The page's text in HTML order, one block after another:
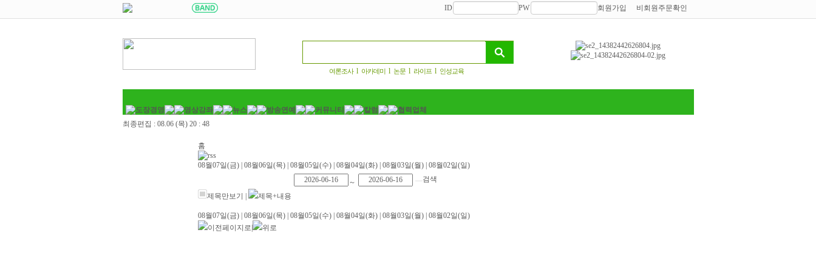
ID PW 회원가입 비회원주문확인
여론조사 l 아카데미 l 논문 l 라이프 l 인성교육
최종편집 : 08.06 (목) 20 : 48
홈
08월07일(금)| 08월06일(목)| 08월05일(수)| 08월04일(화)| 08월03일(월)| 08월02일(일)
～
검색
제목만보기
제목+내용
08월07일(금)| 08월06일(목)| 08월05일(수)| 08월04일(화)| 08월03일(월)| 08월02일(일)
이전페이지로
위로